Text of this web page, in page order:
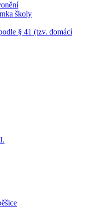
školy
§ 41 (tzv. domácí